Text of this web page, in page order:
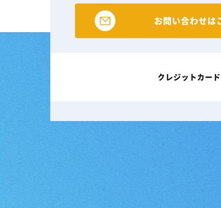
お問い合わせは
クレジットカー